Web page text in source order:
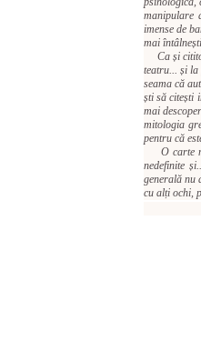
manipulare
imense de
mai
Ca și
teatru... și la
seama că
ști să citești
mai
mitologia
pentru că
O carte
nedefinite
generală nu
cu alți ochi,